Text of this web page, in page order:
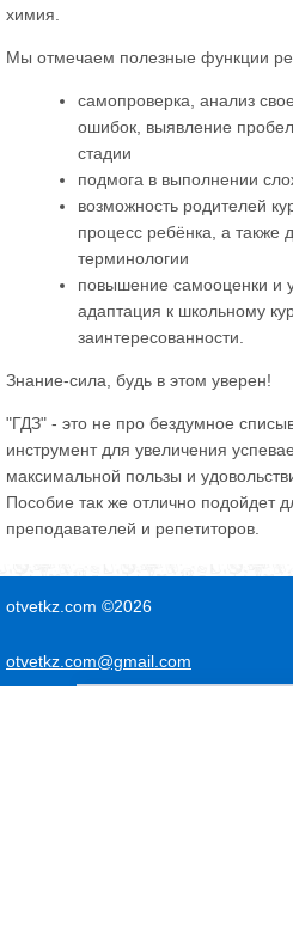
химия.
Мы отмечаем полезные функции
самопроверка, анализ
ошибок, выявление
стадии
подмога в выполнении
возможность родителей
процесс ребёнка, а также
терминологии
повышение самооценки и
адаптация к школьному
заинтересованности.
Знание-сила, будь в этом уверен!
"ГДЗ" - это не про бездумное
инструмент для увеличения
максимальной пользы и
Пособие так же отлично подойдет
преподавателей и репетиторов.
otvetkz.com ©2026
otvetkz.com@gmail.com